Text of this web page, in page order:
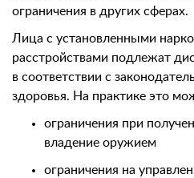
ограничения в других сферах.
Лица с установленными
расстройствами подлежат
в соответствии с
здоровья. На практике это
ограничения при
владение оружием
ограничения на